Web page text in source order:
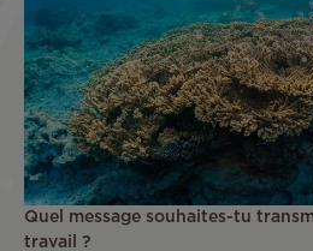
Quel message souhaites-tu
travail ?